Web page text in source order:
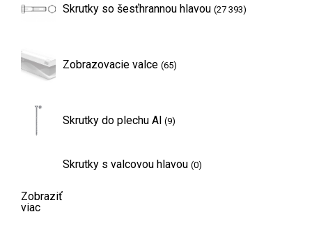
Skrutky so šesťhrannou hlavou (27 393)
Zobrazovacie valce (65)
Skrutky do plechu Al (9)
Skrutky s valcovou hlavou (0)
Zobraziť
viac